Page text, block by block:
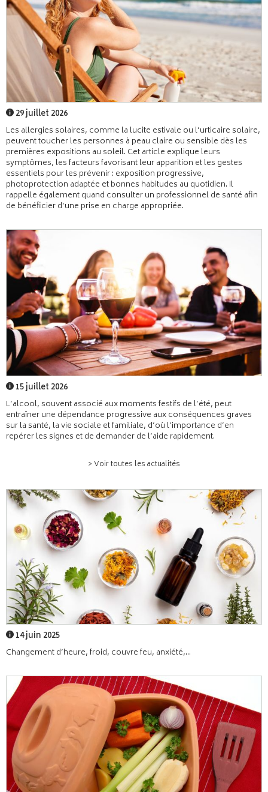
29 juillet 2026
Les allergies solaires, comme la lucite estivale ou l’urticaire solaire,
peuvent toucher les personnes à peau claire ou sensible dès les
premières expositions au soleil. Cet article explique leurs
symptômes, les facteurs favorisant leur apparition et les gestes
essentiels pour les prévenir : exposition progressive,
photoprotection adaptée et bonnes habitudes au quotidien. Il
rappelle également quand consulter un professionnel de santé afin
de bénéficier d’une prise en charge appropriée.
15 juillet 2026
L’alcool, souvent associé aux moments festifs de l’été, peut
entraîner une dépendance progressive aux conséquences graves
sur la santé, la vie sociale et familiale, d’où l’importance d’en
repérer les signes et de demander de l’aide rapidement.
> Voir toutes les actualités
14 juin 2025
Changement d’heure, froid, couvre feu, anxiété,...